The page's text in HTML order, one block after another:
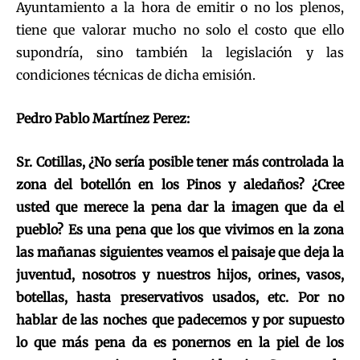
Ayuntamiento a la hora de emitir o no los plenos,
tiene que valorar mucho no solo el costo que ello
supondría, sino también la legislación y las
condiciones técnicas de dicha emisión.
Pedro Pablo Martínez Perez:
Sr. Cotillas, ¿No sería posible tener más controlada la
zona del botellón en los Pinos y aledaños? ¿Cree
usted que merece la pena dar la imagen que da el
pueblo? Es una pena que los que vivimos en la zona
las mañanas siguientes veamos el paisaje que deja la
juventud, nosotros y nuestros hijos, orines, vasos,
botellas, hasta preservativos usados, etc. Por no
hablar de las noches que padecemos y por supuesto
lo que más pena da es ponernos en la piel de los